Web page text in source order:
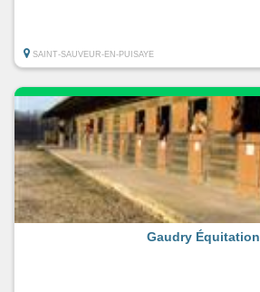
SAINT-SAUVEUR-EN-PUISAYE
Gaudry Équitation